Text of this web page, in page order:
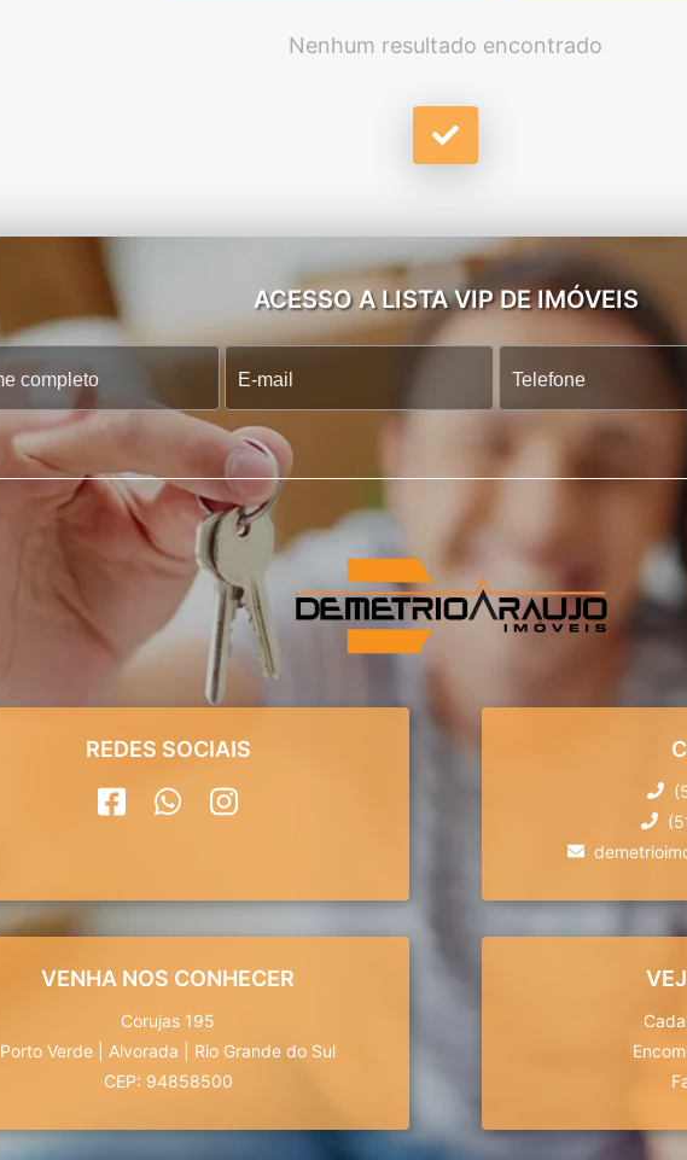
Nenhum resultado encontrado
ACESSO A LISTA VIP DE IMÓVEIS
REDES SOCIAIS
VENHA NOS CONHECER
Corujas 195
Porto Verde
Alvorada
Rio Grande do Sul
CEP: 94858500